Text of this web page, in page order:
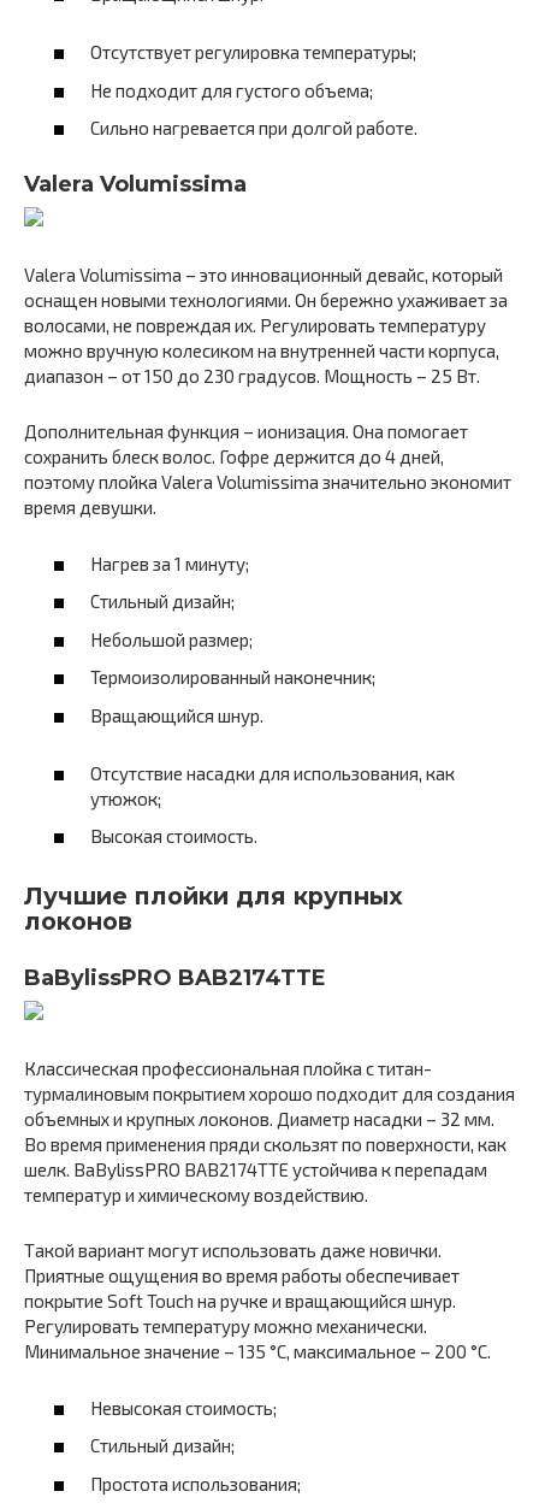
Отсутствует регулировка температуры;
Не подходит для густого объема;
Сильно нагревается при долгой работе.
Valera Volumissima
Valera Volumissima – это инновационный девайс, который
оснащен новыми технологиями. Он бережно ухаживает за
волосами, не повреждая их. Регулировать температуру
можно вручную колесиком на внутренней части корпуса,
диапазон – от 150 до 230 градусов. Мощность – 25 Вт.
Дополнительная функция – ионизация. Она помогает
сохранить блеск волос. Гофре держится до 4 дней,
поэтому плойка Valera Volumissima значительно экономит
время девушки.
Нагрев за 1 минуту;
Стильный дизайн;
Небольшой размер;
Термоизолированный наконечник;
Вращающийся шнур.
Отсутствие насадки для использования, как
утюжок;
Высокая стоимость.
Лучшие плойки для крупных
локонов
BaBylissPRO BAB2174TTE
Классическая профессиональная плойка с титан-
турмалиновым покрытием хорошо подходит для создания
объемных и крупных локонов. Диаметр насадки – 32 мм.
Во время применения пряди скользят по поверхности, как
шелк. BaBylissPRO BAB2174TTE устойчива к перепадам
температур и химическому воздействию.
Такой вариант могут использовать даже новички.
Приятные ощущения во время работы обеспечивает
покрытие Soft Touch на ручке и вращающийся шнур.
Регулировать температуру можно механически.
Минимальное значение – 135 °С, максимальное – 200 °С.
Невысокая стоимость;
Стильный дизайн;
Простота использования;